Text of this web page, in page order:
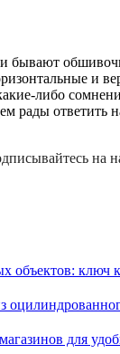
бывают
и
либо
рады ответить
на
объектов: ключ
для